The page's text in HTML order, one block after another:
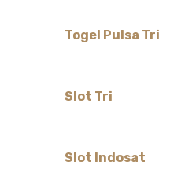
Togel Pulsa Tri
Slot Tri
Slot Indosat